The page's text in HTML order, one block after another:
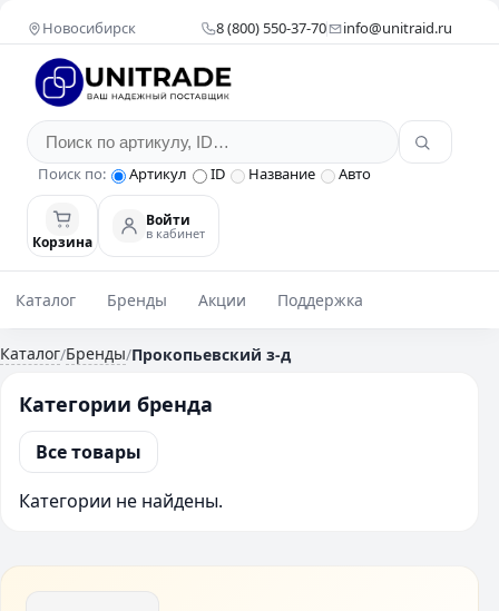
Новосибирск 8 (800) 550-37-70 info@unitraid.ru
Поиск по: Артикул ID Название Авто
Корзина
Войти
в кабинет
Каталог Бренды Акции Поддержка
Каталог/Бренды/Прокопьевский з-д
Категории бренда
Все товары
Категории не найдены.